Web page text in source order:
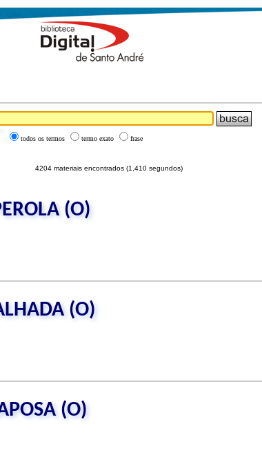
todos os termos termo exato frase
4204 materiais encontrados (1,410 segundos)
(O)
(O)
(O)